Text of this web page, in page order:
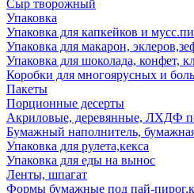
Сыр творожный
Упаковка
Упаковка для капкейков и
Упаковка для макарон,
Упаковка для шоколада, конфет,
Коробки для многоярусных и
Пакеты
Порционные десерты
Акриловые, деревянные, ЛХДФ
Бумажный наполнитель,
Упаковка для рулета,кекса
Упаковка для еды на вынос
Ленты, шпагат
Формы бумажные под пай-